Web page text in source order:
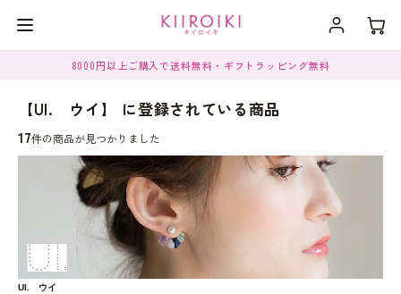
8000円以上ご購入で送料無料・ギフトラッピング無料
【UI. ウイ】 に登録されている商品
17件の商品が見つかりました
UI. ウイ